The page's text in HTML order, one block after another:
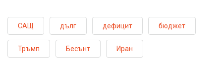
САЩ дълг дефицит бюджет
Тръмп Бесънт Иран